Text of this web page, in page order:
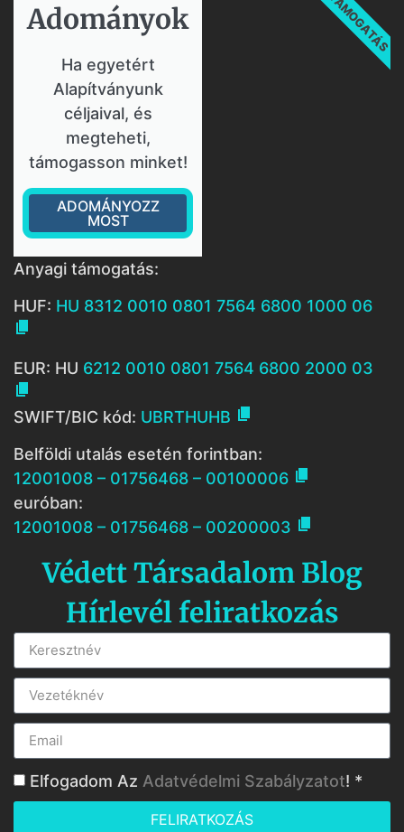
Adományok​
Ha egyetért
Alapítványunk
céljaival, és
megteheti,
támogasson minket!
ADOMÁNYOZZ
MOST
TÁMOGATÁS
Anyagi támogatás:
HUF: HU 8312 0010 0801 7564 6800 1000 06

EUR: HU 6212 0010 0801 7564 6800 2000 03

SWIFT/BIC kód: UBRTHUHB 
Belföldi utalás esetén forintban:
12001008 – 01756468 – 00100006 
euróban:
12001008 – 01756468 – 00200003 
Védett Társadalom Blog
Hírlevél feliratkozás
Elfogadom Az Adatvédelmi Szabályzatot! *
FELIRATKOZÁS